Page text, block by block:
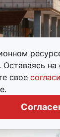
на
свое
/ 29.RU